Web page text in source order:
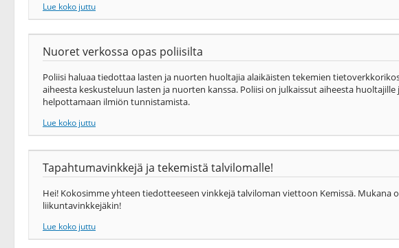
Lue koko juttu
Nuoret verkossa opas poliisilta
Poliisi haluaa tiedottaa lasten ja nuorten huoltajia alaikäisten tekemien
aiheesta keskusteluun lasten ja nuorten kanssa. Poliisi on julkaissut aiheesta
helpottamaan ilmiön tunnistamista.
Lue koko juttu
Tapahtumavinkkejä ja tekemistä talvilomalle!
Hei! Kokosimme yhteen tiedotteeseen vinkkejä talviloman viettoon Kemissä.
liikuntavinkkejäkin!
Lue koko juttu